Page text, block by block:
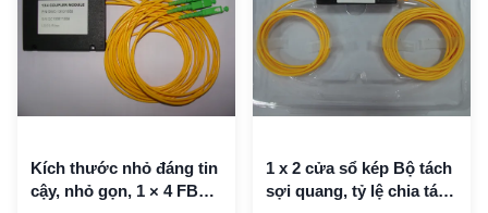
chia PLC được áp dụng ...
được ký hiệu là 1 × N hoặc 2
× N. ...
Kích thước nhỏ đáng tin
cậy, nhỏ gọn, 1 × 4 FBT
1 x 2 cửa sổ kép Bộ tách
sợi quang, tỷ lệ chia tách